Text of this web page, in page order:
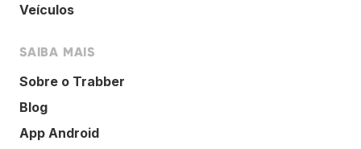
Veículos
SAIBA MAIS
Sobre o Trabber
Blog
App Android